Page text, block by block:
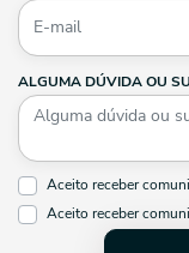
ALGUMA DÚVIDA OU
Aceito receber
Aceito receber